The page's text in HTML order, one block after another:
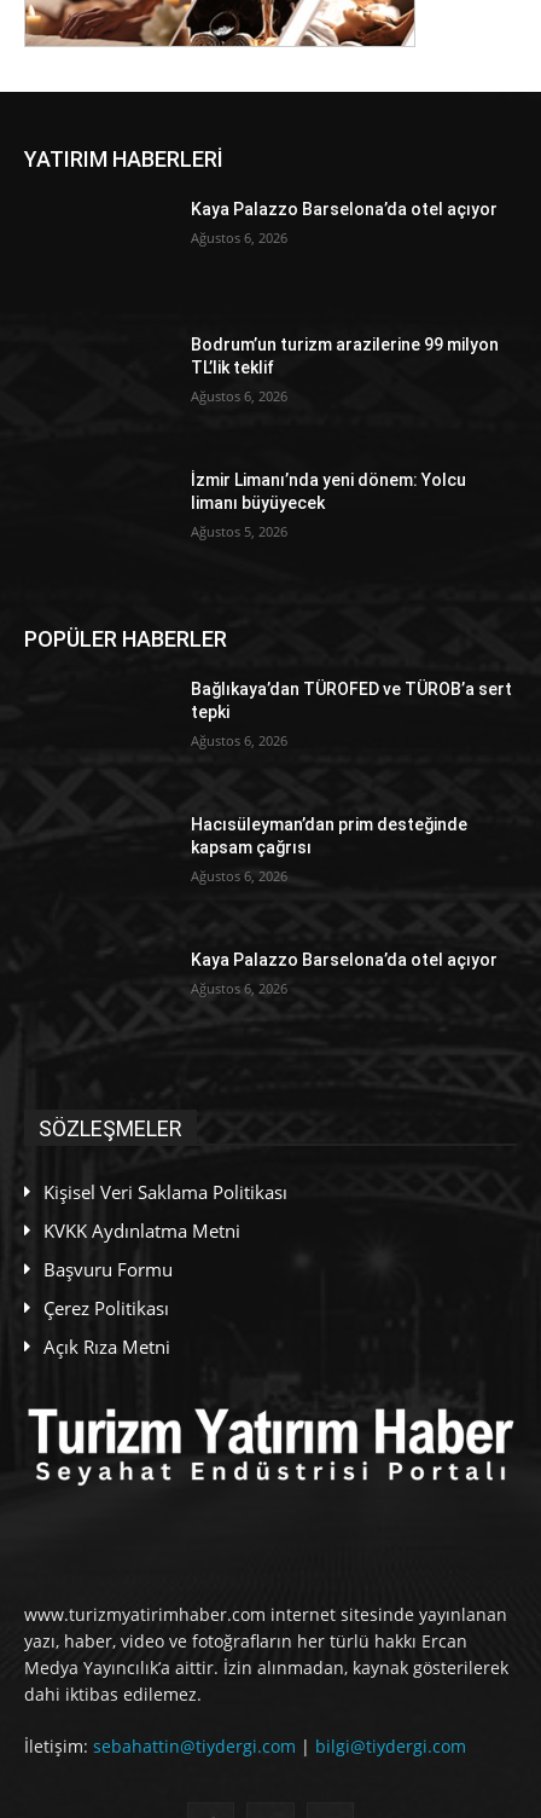
YATIRIM HABERLERİ
Kaya Palazzo Barselona’da otel açıyor
Ağustos 6, 2026
Bodrum’un turizm arazilerine 99 milyon
TL’lik teklif
Ağustos 6, 2026
İzmir Limanı’nda yeni dönem: Yolcu
limanı büyüyecek
Ağustos 5, 2026
POPÜLER HABERLER
Bağlıkaya’dan TÜROFED ve TÜROB’a sert
tepki
Ağustos 6, 2026
Hacısüleyman’dan prim desteğinde
kapsam çağrısı
Ağustos 6, 2026
Kaya Palazzo Barselona’da otel açıyor
Ağustos 6, 2026
SÖZLEŞMELER
Kişisel Veri Saklama Politikası
KVKK Aydınlatma Metni
Başvuru Formu
Çerez Politikası
Açık Rıza Metni
www.turizmyatirimhaber.com internet sitesinde yayınlanan
yazı, haber, video ve fotoğrafların her türlü hakkı Ercan
Medya Yayıncılık’a aittir. İzin alınmadan, kaynak gösterilerek
dahi iktibas edilemez.
İletişim: sebahattin@tiydergi.com | bilgi@tiydergi.com